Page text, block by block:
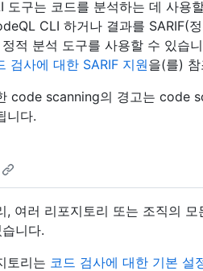
도구는 코드를 분석하는 데 사용
CLI 하거나 결과를 SARIF(
적 분석 도구를 사용할 수 있습
검사에 대한 SARIF 지원을(를)
code scanning의 경고는 code
니다.
, 여러 리포지토리 또는 조직의
니다.
토리는 코드 검사에 대한 기본 설